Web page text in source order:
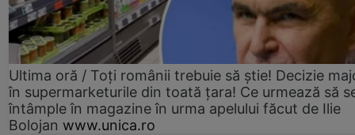
Ultima oră / Toți românii trebuie să știe! Decizie
în supermarketurile din toată țara! Ce urmează să
întâmple în magazine în urma apelului făcut de Ilie
Bolojan www.unica.ro